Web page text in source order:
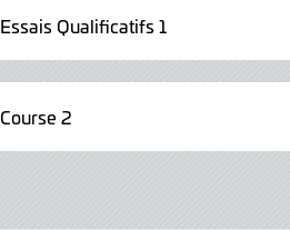
Essais Qualificatifs 1
Course 2